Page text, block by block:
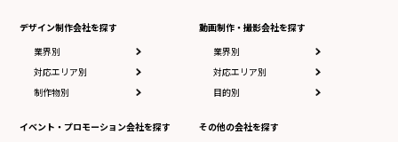
デザイン制作会社を探す
業界別
対応エリア別
制作物別
イベント・プロモーション会社を探す
動画制作・撮影会社を探す
業界別
対応エリア別
目的別
その他の会社を探す